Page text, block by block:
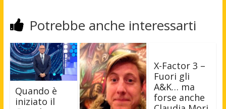
Potrebbe anche interessarti
Quando è
iniziato il
X-Factor 3 –
Fuori gli
A&K… ma
forse anche